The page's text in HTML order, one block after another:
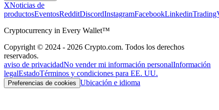
XNoticias de
productosEventosRedditDiscordInstagramFacebookLinkedin
Cryptocurrency in Every Wallet™
Copyright © 2024 - 2026 Crypto.com. Todos los derechos
reservados.
aviso de privacidadNo vender mi información personalInformación
legalEstadoTérminos y condiciones para EE. UU.
Preferencias de cookies Ubicación e idioma